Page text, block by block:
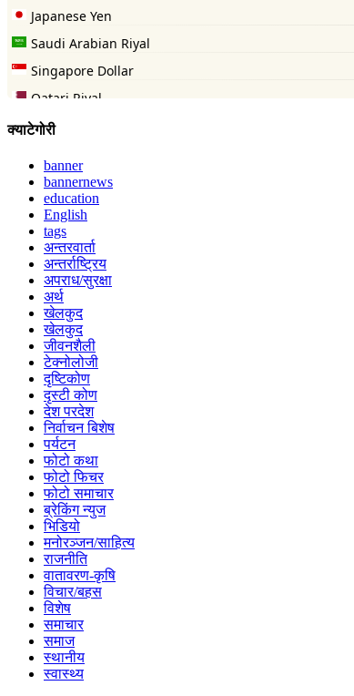
क्याटेगोरी
banner
bannernews
education
English
tags
अन्तरवार्ता
अन्तर्राष्ट्रिय
अपराध/सुरक्षा
अर्थ
खेलकुद
खेलकुद
जीवनशैली
टेक्नोलोजी
दृष्टिकोण
दृस्टी कोण
देश परदेश
निर्वाचन बिशेष
पर्यटन
फोटो कथा
फोटो फिचर
फोटो समाचार
ब्रेकिंग न्युज
भिडियो
मनोरञ्जन/साहित्य
राजनीति
वातावरण-कृषि
विचार/बहस
विशेष
समाचार
समाज
स्थानीय
स्वास्थ्य